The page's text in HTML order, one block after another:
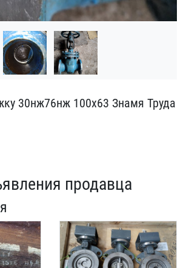
30нж76нж​ 100х63 Знамя Труда
продавца